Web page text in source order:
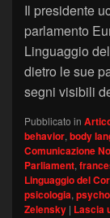
Il presidente
parlamento
Linguaggio
dietro le sue
segni visibili
Pubblicato in
behavior,body
Comunicazione
Parliament,
Linguaggio del
psicologia,
Zelensky | Lascia